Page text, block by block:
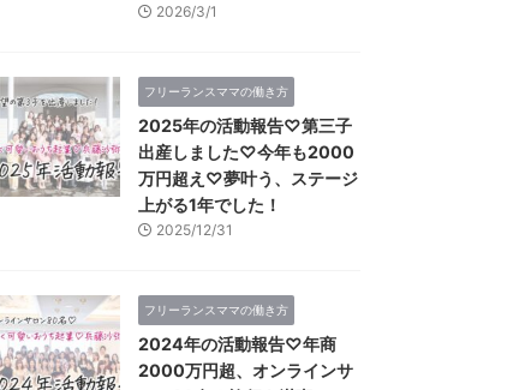
2026/3/1
フリーランスママの働き方
2025年の活動報告♡第三子
出産しました♡今年も2000
万円超え♡夢叶う、ステージ
上がる1年でした！
2025/12/31
フリーランスママの働き方
2024年の活動報告♡年商
2000万円超、オンラインサ